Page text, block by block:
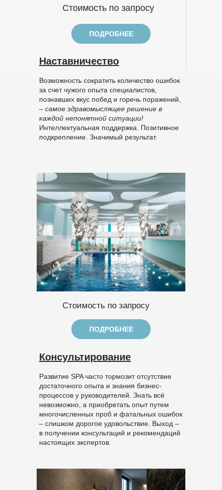
Стоимость по запросу
ПОДРОБНЕЕ
Наставничество
Возможность сократить количество ошибок
за счет чужого опыта специалистов,
познавших вкус побед и горечь поражений,
– самое здравомыслящее решение в
каждой непонятной ситуации!
Интеллектуальная поддержка. Позитивное
подкрепление. Значимый результат.
Стоимость по запросу
ПОДРОБНЕЕ
Консультирование
Развитие SPA часто тормозит отсутствие
достаточного опыта и знания бизнес-
процессов у руководителей. Знать всё
невозможно, а приобретать опыт путем
многочисленных проб и фатальных ошибок
– слишком дорогое удовольствие. Выход –
в получении консультаций и рекомендаций
настоящих экспертов.